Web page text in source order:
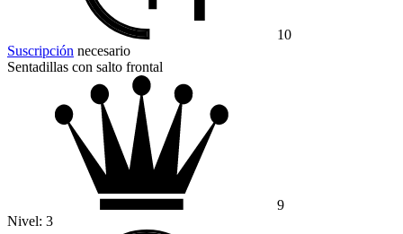
10
Suscripción necesario
Sentadillas con salto frontal
9
Nivel: 3